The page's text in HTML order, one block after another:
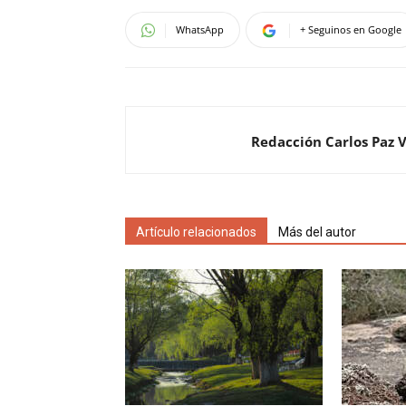
WhatsApp + Seguinos en Google
Redacción Carlos Paz
Artículo relacionados Más del autor